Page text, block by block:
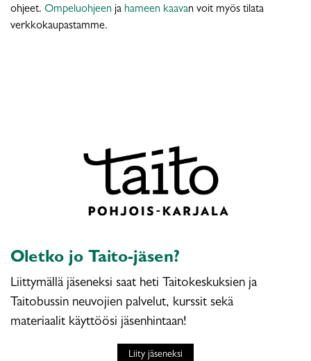
ohjeet. Ompeluohjeen ja hameen kaavan voit myös tilata
verkkokaupastamme.
Oletko jo Taito-jäsen?
Liittymällä jäseneksi saat heti Taitokeskuksien ja
Taitobussin neuvojien palvelut, kurssit sekä
materiaalit käyttöösi jäsenhintaan!
Liity jäseneksi